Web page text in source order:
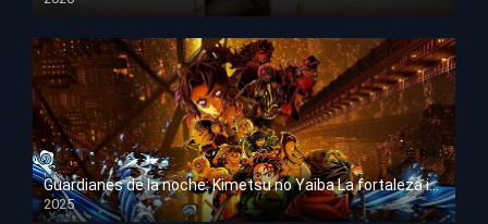
HD 1080p
Guardianes de la noche: Kimetsu no Yaiba La fortaleza infinita
2025
HD 1080p